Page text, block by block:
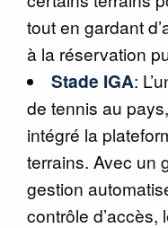
tout en gardant
à la réservation
Stade IGA:
de tennis au
intégré la
terrains. Avec un
gestion
contrôle d’accès,